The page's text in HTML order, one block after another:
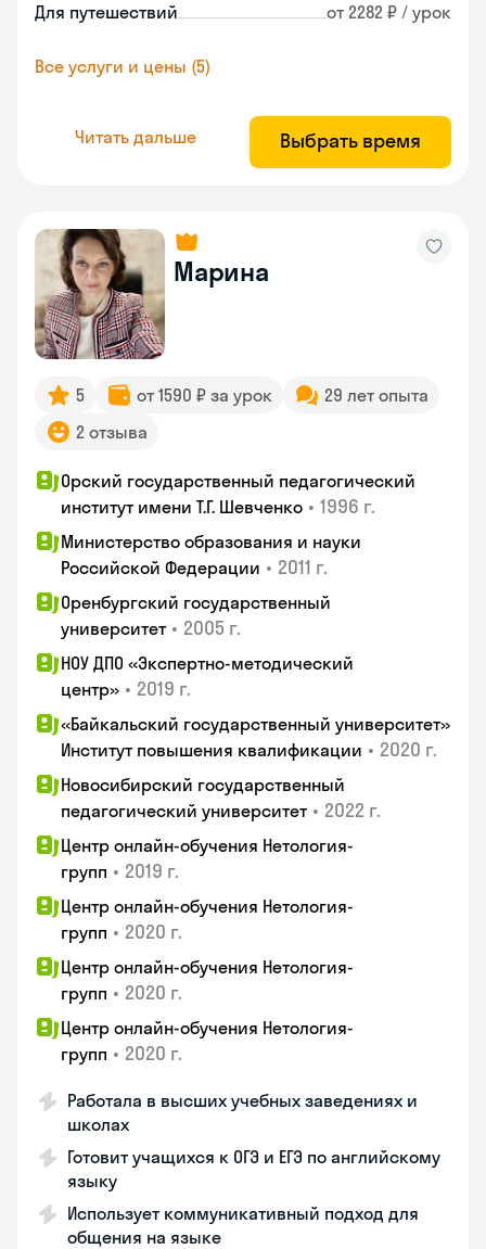
Для путешествий от 2282 ₽ / урок
Все услуги и цены (5)
Читать дальше Выбрать время
Марина
5 от 1590 ₽ за урок
29 лет опыта
2 отзыва
Орский государственный педагогический
институт имени Т.Г. Шевченко • 1996 г.
Министерство образования и науки
Российской Федерации • 2011 г.
Оренбургский государственный
университет • 2005 г.
НОУ ДПО «Экспертно-методический
центр» • 2019 г.
«Байкальский государственный университет»
Институт повышения квалификации • 2020 г.
Новосибирский государственный
педагогический университет • 2022 г.
Центр онлайн-обучения Нетология-
групп • 2019 г.
Центр онлайн-обучения Нетология-
групп • 2020 г.
Центр онлайн-обучения Нетология-
групп • 2020 г.
Центр онлайн-обучения Нетология-
групп • 2020 г.
Работала в высших учебных заведениях и
школах
Готовит учащихся к ОГЭ и ЕГЭ по английскому
языку
Использует коммуникативный подход для
общения на языке